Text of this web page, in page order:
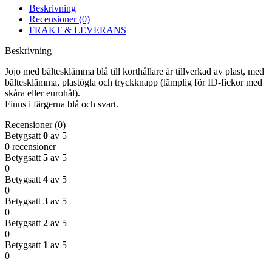
Beskrivning
Recensioner (0)
FRAKT & LEVERANS
Beskrivning
Jojo med bältesklämma blå till korthållare är tillverkad av plast, med
bältesklämma, plastögla och tryckknapp (lämplig för ID-fickor med
skåra eller eurohål).
Finns i färgerna blå och svart.
Recensioner (0)
Betygsatt 0 av 5
0 recensioner
Betygsatt 5 av 5
0
Betygsatt 4 av 5
0
Betygsatt 3 av 5
0
Betygsatt 2 av 5
0
Betygsatt 1 av 5
0